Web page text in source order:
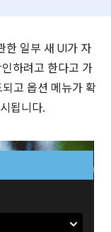
한 일부 새 UI가 자
하려고 한다고 가
고 옵션 메뉴가 확
됩니다.